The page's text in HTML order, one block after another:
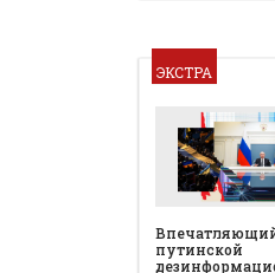
ЭКСТРА
путинской